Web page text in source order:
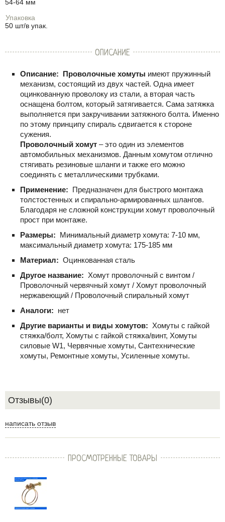
54-64 мм
Упаковка
50 шт/в упак.
ОПИСАНИЕ
Описание: Проволочные хомуты имеют пружинный
механизм, состоящий из двух частей. Одна имеет
оцинкованную проволоку из стали, а вторая часть
оснащена болтом, который затягивается. Сама затяжка
выполняется при закручивании затяжного болта. Именно
по этому принципу спираль сдвигается к стороне
сужения.
Проволочный хомут – это один из элементов
автомобильных механизмов. Данным хомутом отлично
стягивать резиновые шланги и также его можно
соединять с металлическими трубками.
Применение: Предназначен для быстрого монтажа
толстостенных и спирально-армированных шлангов.
Благодаря не сложной конструкции хомут проволочный
прост при монтаже.
Размеры: Минимальный диаметр хомута: 7-10 мм,
максимальный диаметр хомута: 175-185 мм
Материал: Оцинкованная сталь
Другое название: Хомут проволочный с винтом /
Проволочный червячный хомут / Хомут проволочный
нержавеющий / Проволочный спиральный хомут
Аналоги: нет
Другие варианты и виды хомутов: Хомуты с гайкой
стяжка/болт, Хомуты с гайкой стяжка/винт, Хомуты
силовые W1, Червячные хомуты, Сантехнические
хомуты, Ремонтные хомуты, Усиленные хомуты.
Отзывы(0)
написать отзыв
ПРОСМОТРЕННЫЕ ТОВАРЫ